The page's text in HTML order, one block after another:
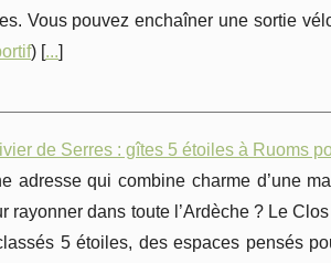
Vous pouvez enchaîner une sortie
) [...]
de Serres : gîtes 5 étoiles à Ruoms
adresse qui combine charme d’une
rayonner dans toute l’Ardèche ? Le
5 étoiles, des espaces pensés